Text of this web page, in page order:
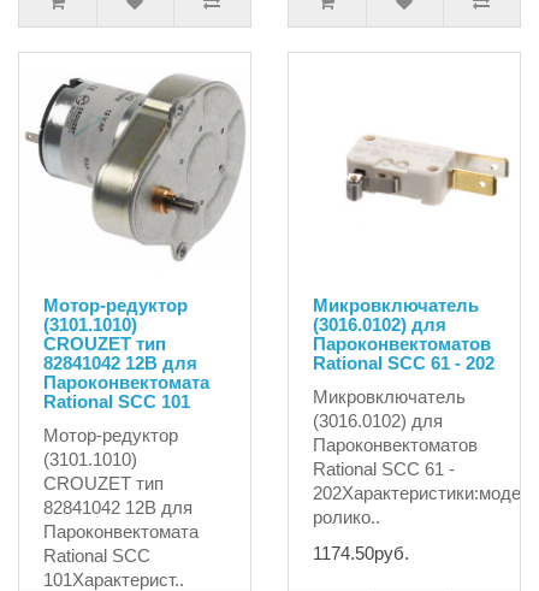
Мотор-редуктор
(3101.1010)
CROUZET тип
82841042 12В для
Пароконвектомата
Rational SCC 101
Мотор-редуктор
(3101.1010)
CROUZET тип
82841042 12В для
Пароконвектомата
Rational SCC
101Характерист..
Микровключатель
(3016.0102) для
Пароконвектоматов
Rational SCC 61 - 202
Микровключатель
(3016.0102) для
Пароконвектоматов
Rational SCC 61 -
ролико..
1174.50руб.